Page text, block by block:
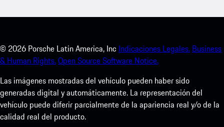
© 2026 Porsche Latin America, Inc Indicaciones Legales. Business
& Human Rights.Open Source Software Notice.
Las imágenes mostradas del vehículo pueden haber sido
generadas digital y automáticamente. La representación del
vehículo puede diferir parcialmente de la apariencia real y/o de la
calidad real del producto.